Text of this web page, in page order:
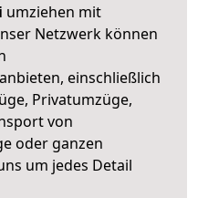
umziehen mit
Netzwerk können
einschließlich
Privatumzüge,
von
oder ganzen
um jedes Detail